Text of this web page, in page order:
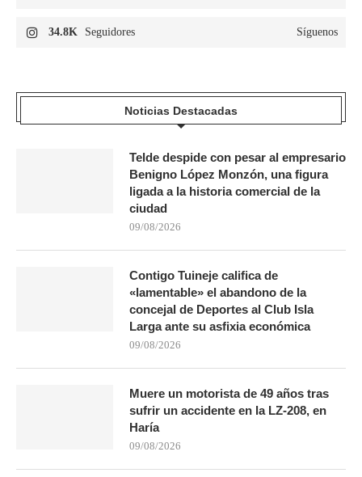
34.8K Seguidores Síguenos
Noticias Destacadas
Telde despide con pesar al empresario
Benigno López Monzón, una figura
ligada a la historia comercial de la
ciudad
09/08/2026
Contigo Tuineje califica de
«lamentable» el abandono de la
concejal de Deportes al Club Isla
Larga ante su asfixia económica
09/08/2026
Muere un motorista de 49 años tras
sufrir un accidente en la LZ-208, en
Haría
09/08/2026